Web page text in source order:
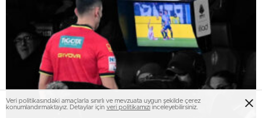
Veri politikasındaki amaçlarla sınırlı ve mevzuata uygun şekilde çerez
konumlandırmaktayız. Detaylar için veri politikamızı inceleyebilirsiniz.